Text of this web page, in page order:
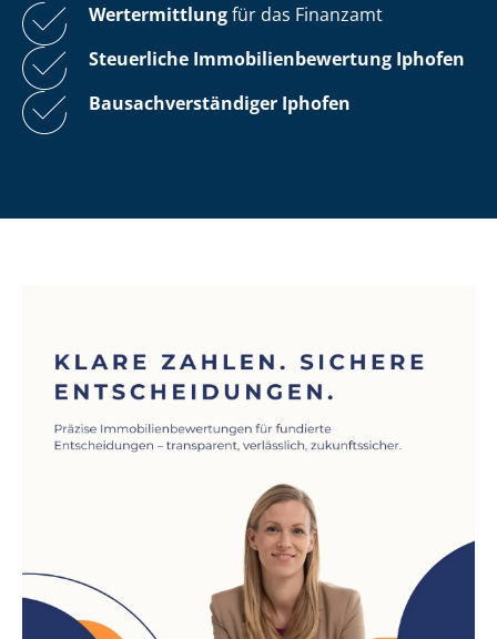
Wertermittlungfür das Finanzamt
Steuerliche Im­mo­bi­li­en­be­wer­tung Iphofen
Bau­sach­ver­stän­di­ger Iphofen